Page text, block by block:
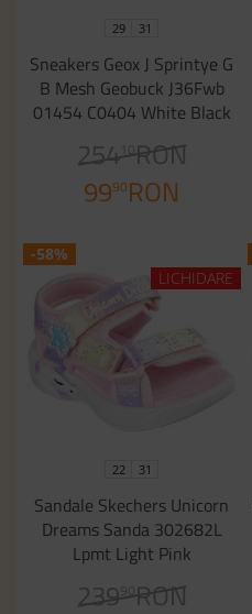
29 31
Sneakers Geox J Sprintye G
B Mesh Geobuck J36Fwb
01454 C0404 White Black
254 RON
9990RON
-58%
LICHIDARE
22 31
Sandale Skechers Unicorn
Dreams Sanda 302682L
Lpmt Light Pink
239 90RON